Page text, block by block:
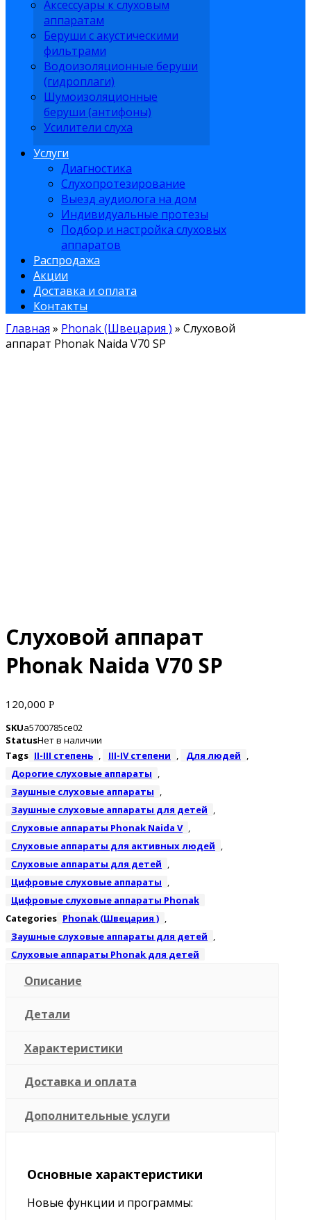
Аксессуары к слуховым
аппаратам
Беруши с акустическими
фильтрами
Водоизоляционные беруши
(гидроплаги)
Шумоизоляционные
беруши (антифоны)
Усилители слуха
Услуги
Диагностика
Слухопротезирование
Выезд аудиолога на дом
Индивидуальные протезы
Подбор и настройка слуховых
аппаратов
Распродажа
Акции
Доставка и оплата
Контакты
Главная » Phonak (Швецария ) » Слуховой
аппарат Phonak Naida V70 SP
Слуховой аппарат
Phonak Naida V70 SP
120,000 Р
SKUa5700785ce02
StatusНет в наличии
Tags II-III степень , III-IV степени , Для людей ,
Дорогие слуховые аппараты ,
Заушные слуховые аппараты ,
Заушные слуховые аппараты для детей ,
Слуховые аппараты Phonak Naida V ,
Слуховые аппараты для активных людей ,
Слуховые аппараты для детей ,
Цифровые слуховые аппараты ,
Цифровые слуховые аппараты Phonak
Categories Phonak (Швецария ) ,
Заушные слуховые аппараты для детей ,
Слуховые аппараты Phonak для детей
Описание
Детали
Характеристики
Доставка и оплата
Дополнительные услуги
Основные характеристики
Новые функции и программы: